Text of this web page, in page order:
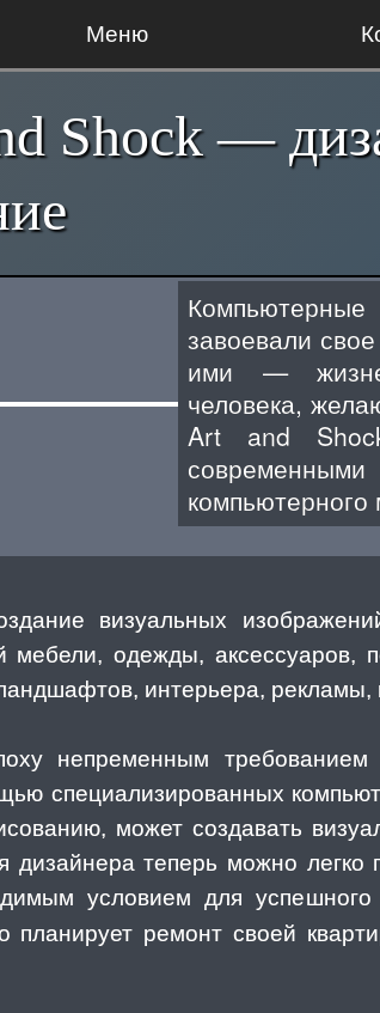
Меню
Shock —
завоевали
ими —
человека,
Art and
визуальных
одежды, аксессуаров,
интерьера, рекламы,
непременным
специализированных
может создавать
дизайнера теперь можно легко
условием для
планирует ремонт своей